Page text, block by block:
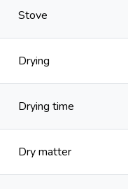
Stove
Drying
Drying time
Dry matter